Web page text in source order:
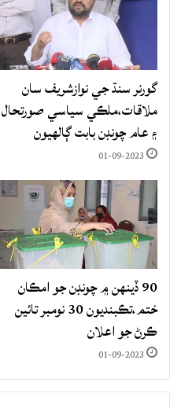
گورنر سنڌ جي نوازشريف سان
ملاقات،ملڪي سياسي صورتحال
۽ عام چونڊن بابت ڳالهيون
01-09-2023
90 ڏينهن ۾ چونڊن جو امڪان
ختم،تڪبنديون 30 نومبر تائين
ڪرڻ جو اعلان
01-09-2023